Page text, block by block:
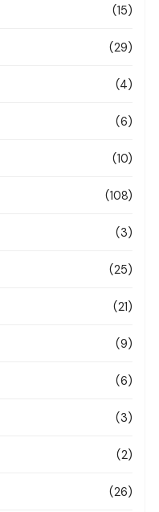
(15)
(29)
(4)
(6)
(10)
(108)
(3)
(25)
(21)
(9)
(6)
(3)
(2)
(26)